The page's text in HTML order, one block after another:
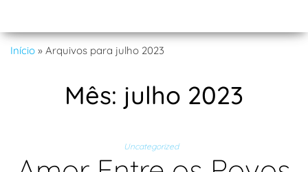
Início » Arquivos para julho 2023
Mês: julho 2023
Uncategorized